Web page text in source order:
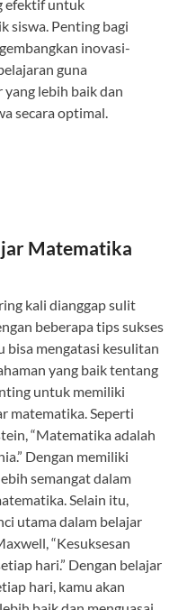
efektif untuk
siswa. Penting bagi
inovasi-
guna
lebih baik dan
secara optimal.
Matematika
kali dianggap sulit
beberapa tips sukses
bisa mengatasi kesulitan
yang baik tentang
untuk memiliki
matematika. Seperti
“Matematika adalah
Dengan memiliki
semangat dalam
Selain itu,
utama dalam belajar
“Kesuksesan
hari.” Dengan belajar
hari, kamu akan